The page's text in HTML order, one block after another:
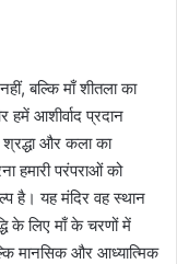
बल्कि माँ शीतला का
हमें आशीर्वाद प्रदान
श्रद्धा और कला का
हमारी परंपराओं को
है। यह मंदिर वह स्थान
के लिए माँ के चरणों में
मानसिक और आध्यात्मिक